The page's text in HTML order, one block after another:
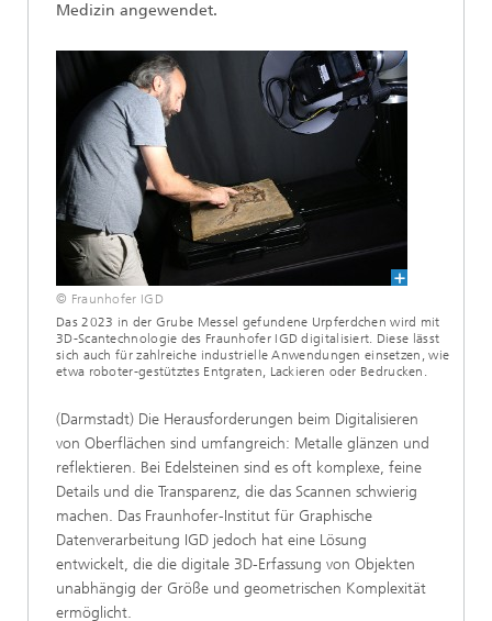
Medizin angewendet.
© Fraunhofer IGD
Das 2023 in der Grube Messel gefundene Urpferdchen wird mit
3D-Scantechnologie des Fraunhofer IGD digitalisiert. Diese lässt
sich auch für zahlreiche industrielle Anwendungen einsetzen, wie
etwa roboter-gestütztes Entgraten, Lackieren oder Bedrucken.
(Darmstadt) Die Herausforderungen beim Digitalisieren
von Oberflächen sind umfangreich: Metalle glänzen und
reflektieren. Bei Edelsteinen sind es oft komplexe, feine
Details und die Transparenz, die das Scannen schwierig
machen. Das Fraunhofer-Institut für Graphische
Datenverarbeitung IGD jedoch hat eine Lösung
entwickelt, die die digitale 3D-Erfassung von Objekten
unabhängig der Größe und geometrischen Komplexität
ermöglicht.